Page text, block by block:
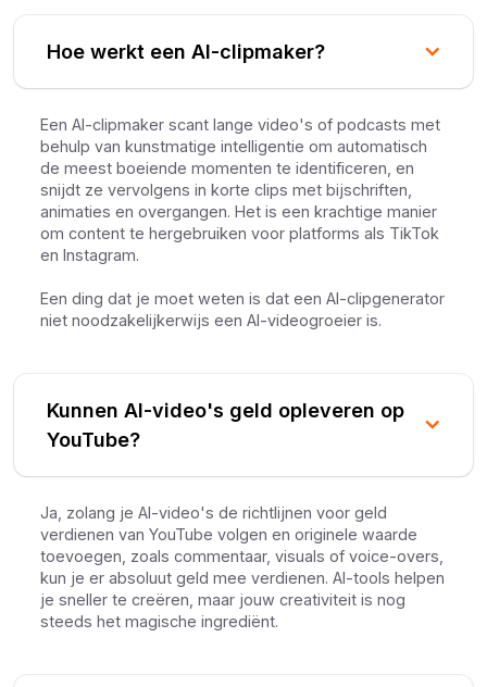
Hoe werkt een AI-clipmaker?
Een AI-clipmaker scant lange video's of podcasts met
behulp van kunstmatige intelligentie om automatisch
de meest boeiende momenten te identificeren, en
snijdt ze vervolgens in korte clips met bijschriften,
animaties en overgangen. Het is een krachtige manier
om content te hergebruiken voor platforms als TikTok
en Instagram.
Een ding dat je moet weten is dat een AI-clipgenerator
niet noodzakelijkerwijs een AI-videogroeier is.
Kunnen AI-video's geld opleveren op
YouTube?
Ja, zolang je AI-video's de richtlijnen voor geld
verdienen van YouTube volgen en originele waarde
toevoegen, zoals commentaar, visuals of voice-overs,
kun je er absoluut geld mee verdienen. AI-tools helpen
je sneller te creëren, maar jouw creativiteit is nog
steeds het magische ingrediënt.